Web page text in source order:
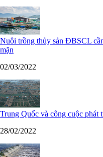
Nuôi trồng thủy sản ĐBSCL
mặn
02/03/2022
Trung Quốc và công cuộc phát
28/02/2022